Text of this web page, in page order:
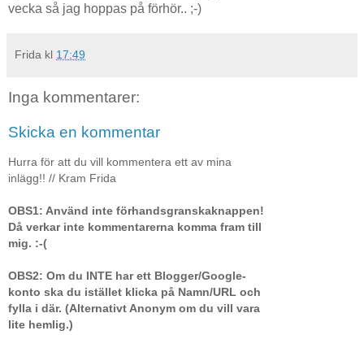
vecka så jag hoppas på förhör.. ;-)
Frida kl 17:49
Inga kommentarer:
Skicka en kommentar
Hurra för att du vill kommentera ett av mina
inlägg!! // Kram Frida
OBS1: Använd inte förhandsgranskaknappen!
Då verkar inte kommentarerna komma fram till
mig. :-(
OBS2: Om du INTE har ett Blogger/Google-
konto ska du istället klicka på Namn/URL och
fylla i där. (Alternativt Anonym om du vill vara
lite hemlig.)